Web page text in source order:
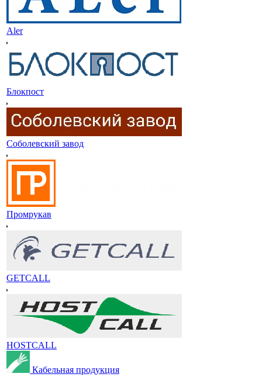
Aler
Блокпост
Соболевский завод
Промрукав
GETCALL
HOSTCALL
Кабельная продукция